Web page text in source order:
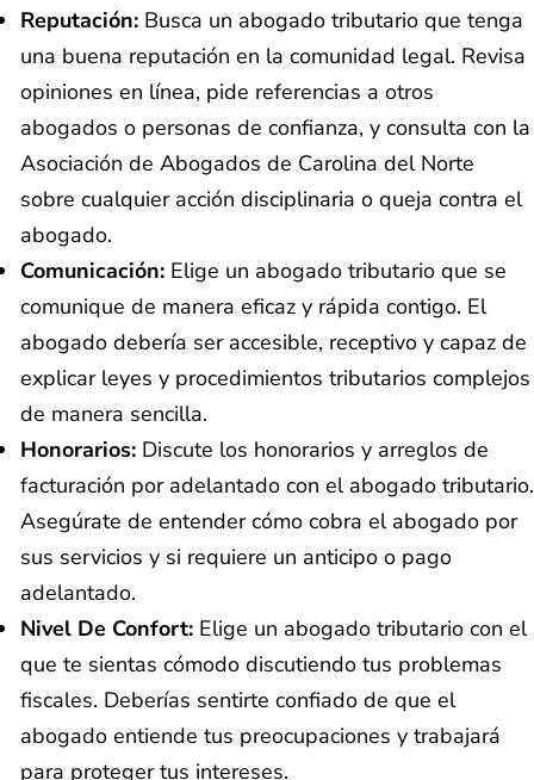
Reputación: Busca un abogado tributario que tenga
una buena reputación en la comunidad legal. Revisa
opiniones en línea, pide referencias a otros
abogados o personas de confianza, y consulta con la
Asociación de Abogados de Carolina del Norte
sobre cualquier acción disciplinaria o queja contra el
abogado.
Comunicación: Elige un abogado tributario que se
comunique de manera eficaz y rápida contigo. El
abogado debería ser accesible, receptivo y capaz de
explicar leyes y procedimientos tributarios complejos
de manera sencilla.
Honorarios: Discute los honorarios y arreglos de
facturación por adelantado con el abogado tributario.
Asegúrate de entender cómo cobra el abogado por
sus servicios y si requiere un anticipo o pago
adelantado.
Nivel De Confort: Elige un abogado tributario con el
que te sientas cómodo discutiendo tus problemas
fiscales. Deberías sentirte confiado de que el
abogado entiende tus preocupaciones y trabajará
para proteger tus intereses.